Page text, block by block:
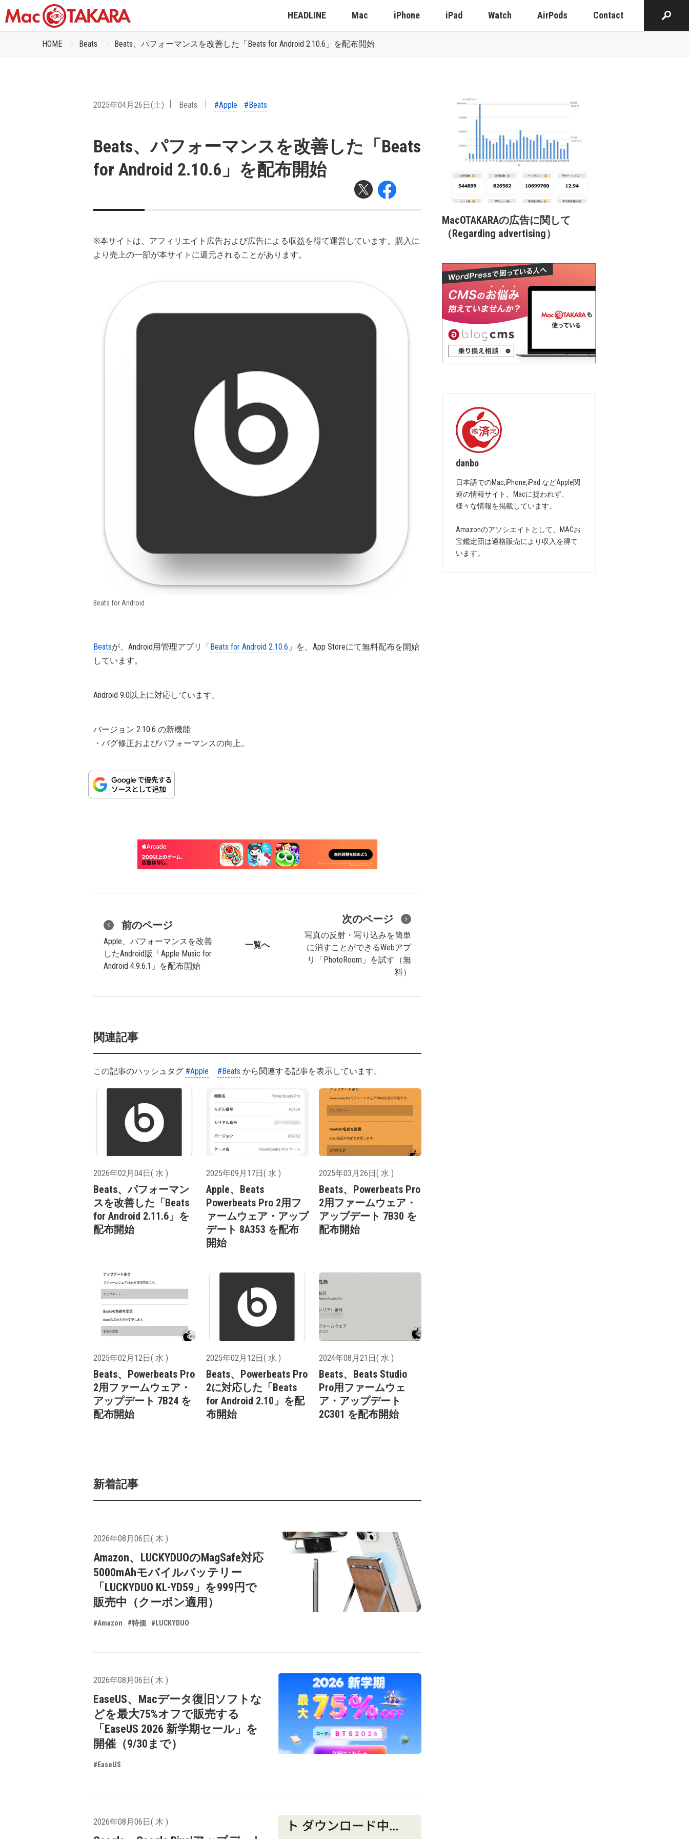
HEADLINE Mac iPhone iPad Watch AirPods Contact
HOME Beats Beats、パフォーマンスを改善した「Beats for Android 2.10.6」を配布開始
2025年04月26日(土) Beats #Apple #Beats
Beats、パフォーマンスを改善した「Beats
for Android 2.10.6」を配布開始
※本サイトは、アフィリエイト広告および広告による収益を得て運営しています。購入に
より売上の一部が本サイトに還元されることがあります。
Beats for Android
Beatsが、Android用管理アプリ「Beats for Android 2.10.6 」を、App Storeにて無料配布を開始
しています。
Android 9.0以上に対応しています。
バージョン 2.10.6 の新機能
・バグ修正およびパフォーマンスの向上。
前のページ
Apple、パフォーマンスを改善
したAndroid版「Apple Music for
Android 4.9.6.1」を配布開始
一覧へ
次のページ
写真の反射・写り込みを簡単
に消すことができるWebアプ
リ「PhotoRoom」を試す（無
料）
関連記事
この記事のハッシュタグ #Apple #Beats から関連する記事を表示しています。
2026年02月04日( 水 )
Beats、パフォーマン
スを改善した「Beats
for Android 2.11.6」を
配布開始
2025年09月17日( 水 )
Apple、Beats
Powerbeats Pro 2用フ
ァームウェア・アップ
デート 8A353 を配布
開始
2025年03月26日( 水 )
Beats、Powerbeats Pro
2用ファームウェア・
アップデート 7B30 を
配布開始
2025年02月12日( 水 )
Beats、Powerbeats Pro
2用ファームウェア・
アップデート 7B24 を
配布開始
2025年02月12日( 水 )
Beats、Powerbeats Pro
2に対応した「Beats
for Android 2.10」を配
布開始
2024年08月21日( 水 )
Beats、Beats Studio
Pro用ファームウェ
ア・アップデート
2C301 を配布開始
新着記事
2026年08月06日( 木 )
Amazon、LUCKYDUOのMagSafe対応
5000mAhモバイルバッテリー
「LUCKYDUO KL-YD59」を999円で
販売中（クーポン適用）
#Amazon #特価 #LUCKYDUO
2026年08月06日( 木 )
EaseUS、Macデータ復旧ソフトな
どを最大75%オフで販売する
「EaseUS 2026 新学期セール」を
開催（9/30まで）
#EaseUS
2026年08月06日( 木 )
MacOTAKARAの広告に関して
（Regarding advertising）
danbo
日本語でのMac,iPhone,iPad などApple関
連の情報サイト。Macに捉われず、
様々な情報を掲載しています。
Amazonのアソシエイトとして、MACお
宝鑑定団は適格販売により収入を得て
います。